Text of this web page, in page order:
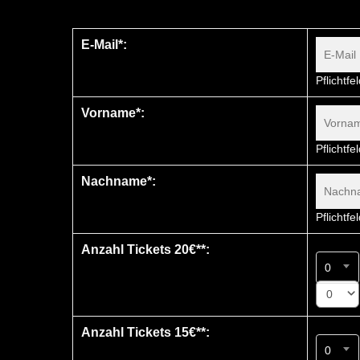
E-Mail*:
Vorname*:
Nachname*:
Anzahl Tickets 20€**:
0
0
Anzahl Tickets 15€**:
0